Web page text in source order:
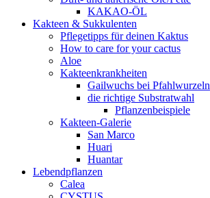
KAKAO-ÖL
Kakteen & Sukkulenten
Pflegetipps für deinen Kaktus
How to care for your cactus
Aloe
Kakteenkrankheiten
Gailwuchs bei Pfahlwurzeln
die richtige Substratwahl
Pflanzenbeispiele
Kakteen-Galerie
San Marco
Huari
Huantar
Lebendpflanzen
Calea